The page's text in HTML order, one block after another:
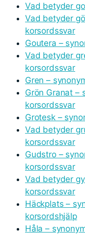
Vad betyder
Vad betyder
korsordssvar
Goutera –
Vad betyder
korsordssvar
Gren –
Grön Granat –
korsordssvar
Grotesk –
Vad betyder
korsordssvar
Gudstro –
korsordssvar
Vad betyder
korsordssvar
Häckplats –
korsordshjälp
Håla –